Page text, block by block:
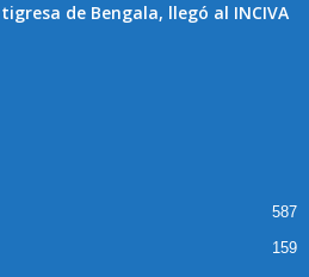
de Bengala, llegó al INCIVA
587
159